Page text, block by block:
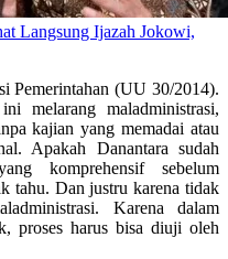
Langsung Ijazah Jokowi,
Pemerintahan (UU 30/2014).
melarang maladministrasi,
kajian yang memadai atau
Apakah Danantara sudah
komprehensif sebelum
tahu. Dan justru karena tidak
Karena dalam
proses harus bisa diuji oleh